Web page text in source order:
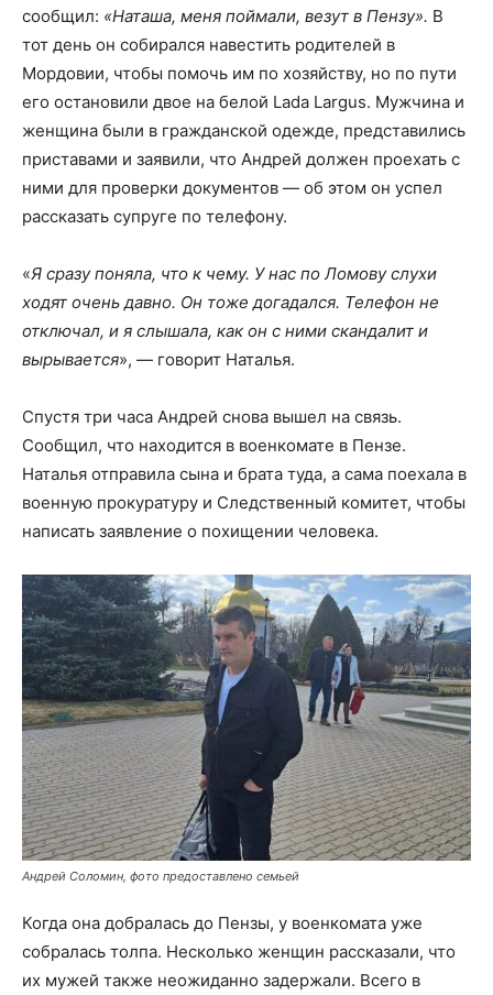
сообщил: «Наташа, меня поймали, везут в Пензу». В
тот день он собирался навестить родителей в
Мордовии, чтобы помочь им по хозяйству, но по пути
его остановили двое на белой Lada Largus. Мужчина и
женщина были в гражданской одежде, представились
приставами и заявили, что Андрей должен проехать с
ними для проверки документов — об этом он успел
рассказать супруге по телефону.
«Я сразу поняла, что к чему. У нас по Ломову слухи
ходят очень давно. Он тоже догадался. Телефон не
отключал, и я слышала, как он с ними скандалит и
вырывается», — говорит Наталья.
Спустя три часа Андрей снова вышел на связь.
Сообщил, что находится в военкомате в Пензе.
Наталья отправила сына и брата туда, а сама поехала в
военную прокуратуру и Следственный комитет, чтобы
написать заявление о похищении человека.
Андрей Соломин, фото предоставлено семьей
Когда она добралась до Пензы, у военкомата уже
собралась толпа. Несколько женщин рассказали, что
их мужей также неожиданно задержали. Всего в